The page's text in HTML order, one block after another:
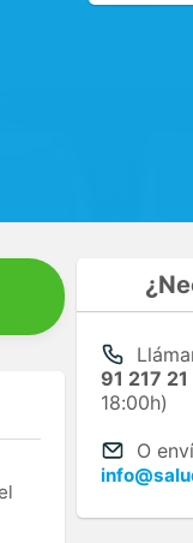
91 217
18:00h)
O